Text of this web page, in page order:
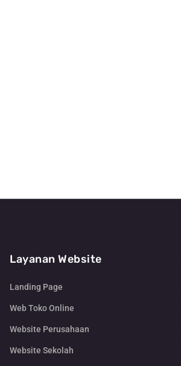
Layanan Website
Landing Page
Web Toko Online
Website Perusahaan
Website Sekolah